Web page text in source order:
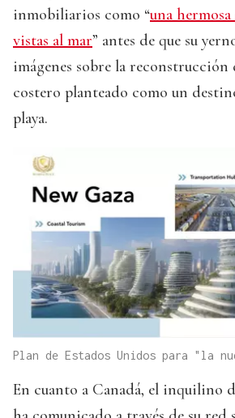
inmobiliarios como “una
vistas al mar” antes de que su
imágenes sobre la reconstrucción
costero planteado como un
playa.
Plan de Estados Unidos para "la
En cuanto a Canadá, el inquilino